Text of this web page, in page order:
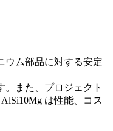
ウム部品に対する安定
また、プロジェクト
は性能、コス